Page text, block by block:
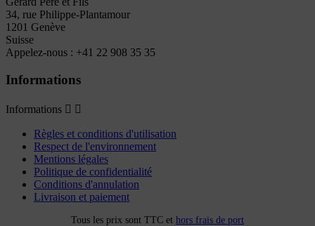
34, rue Philippe-Plantamour
1201 Genève
Suisse
Appelez-nous : +41 22 908 35 35
Informations
Informations  
Règles et conditions d'utilisation
Respect de l'environnement
Mentions légales
Politique de confidentialité
Conditions d'annulation
Livraison et paiement
Tous les prix sont TTC et hors frais de port